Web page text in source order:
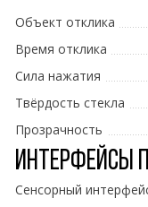
Объект отклика
Время отклика
Сила нажатия
Твёрдость стекла
Прозрачность
Интерфейсы
Сенсорный